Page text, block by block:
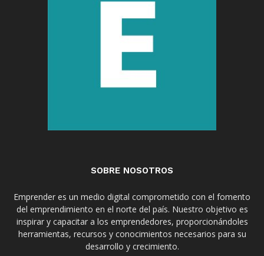
SOBRE NOSOTROS
Emprender es un medio digital comprometido con el fomento
del emprendimiento en el norte del país. Nuestro objetivo es
inspirar y capacitar a los emprendedores, proporcionándoles
herramientas, recursos y conocimientos necesarios para su
desarrollo y crecimiento.